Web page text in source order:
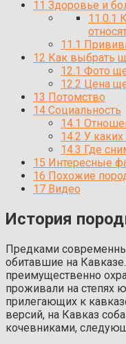
11 Здоровье и
11.0.1
11.1
12 Как выбрать
12.1 Фото
12.2 Цена
13 Потомство
14 Социальность
14.1
14.2 У каких
14.3 Где
15 Интересные
16 Похожие
17 Видео
История
Предками
обитавшие на
преимущественно
проживали на степях
прилегающих к
версий, на Кавказ
кочевниками,